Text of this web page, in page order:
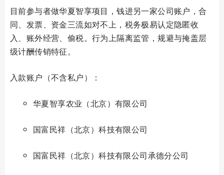
目前参与者做华夏智享项目，钱进另一家公司账户，合
同、发票、资金三流如对不上，税务极易认定隐匿收
入、账外经营、偷税。行为上隔离监管，规避与掩盖层
级计酬传销特征。
入款账户（不含私户）：
华夏智享农业（北京）有限公司
国富民祥（北京）科技有限公司
国富民祥（北京）科技有限公司承德分公司